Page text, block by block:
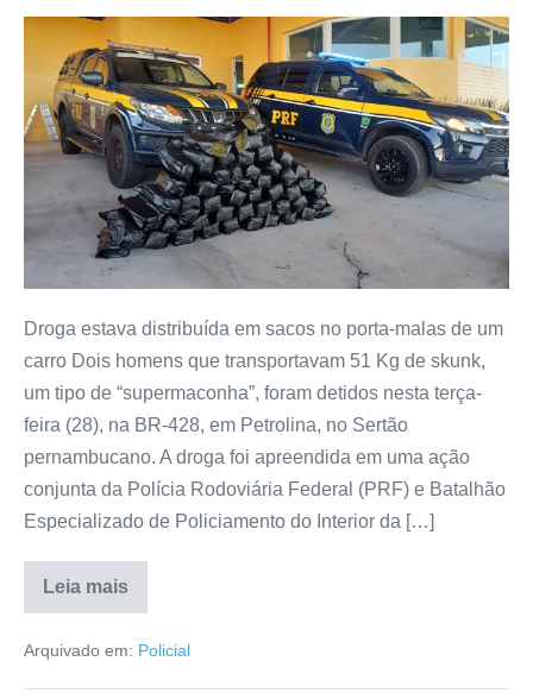
Droga estava distribuída em sacos no porta-malas de um
carro Dois homens que transportavam 51 Kg de skunk,
um tipo de “supermaconha”, foram detidos nesta terça-
feira (28), na BR-428, em Petrolina, no Sertão
pernambucano. A droga foi apreendida em uma ação
conjunta da Polícia Rodoviária Federal (PRF) e Batalhão
Especializado de Policiamento do Interior da […]
Leia mais
Arquivado em: Policial